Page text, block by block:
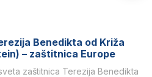
Benedikta od Križa
– zaštitnica Europe
zaštitnica Terezija Benedikta